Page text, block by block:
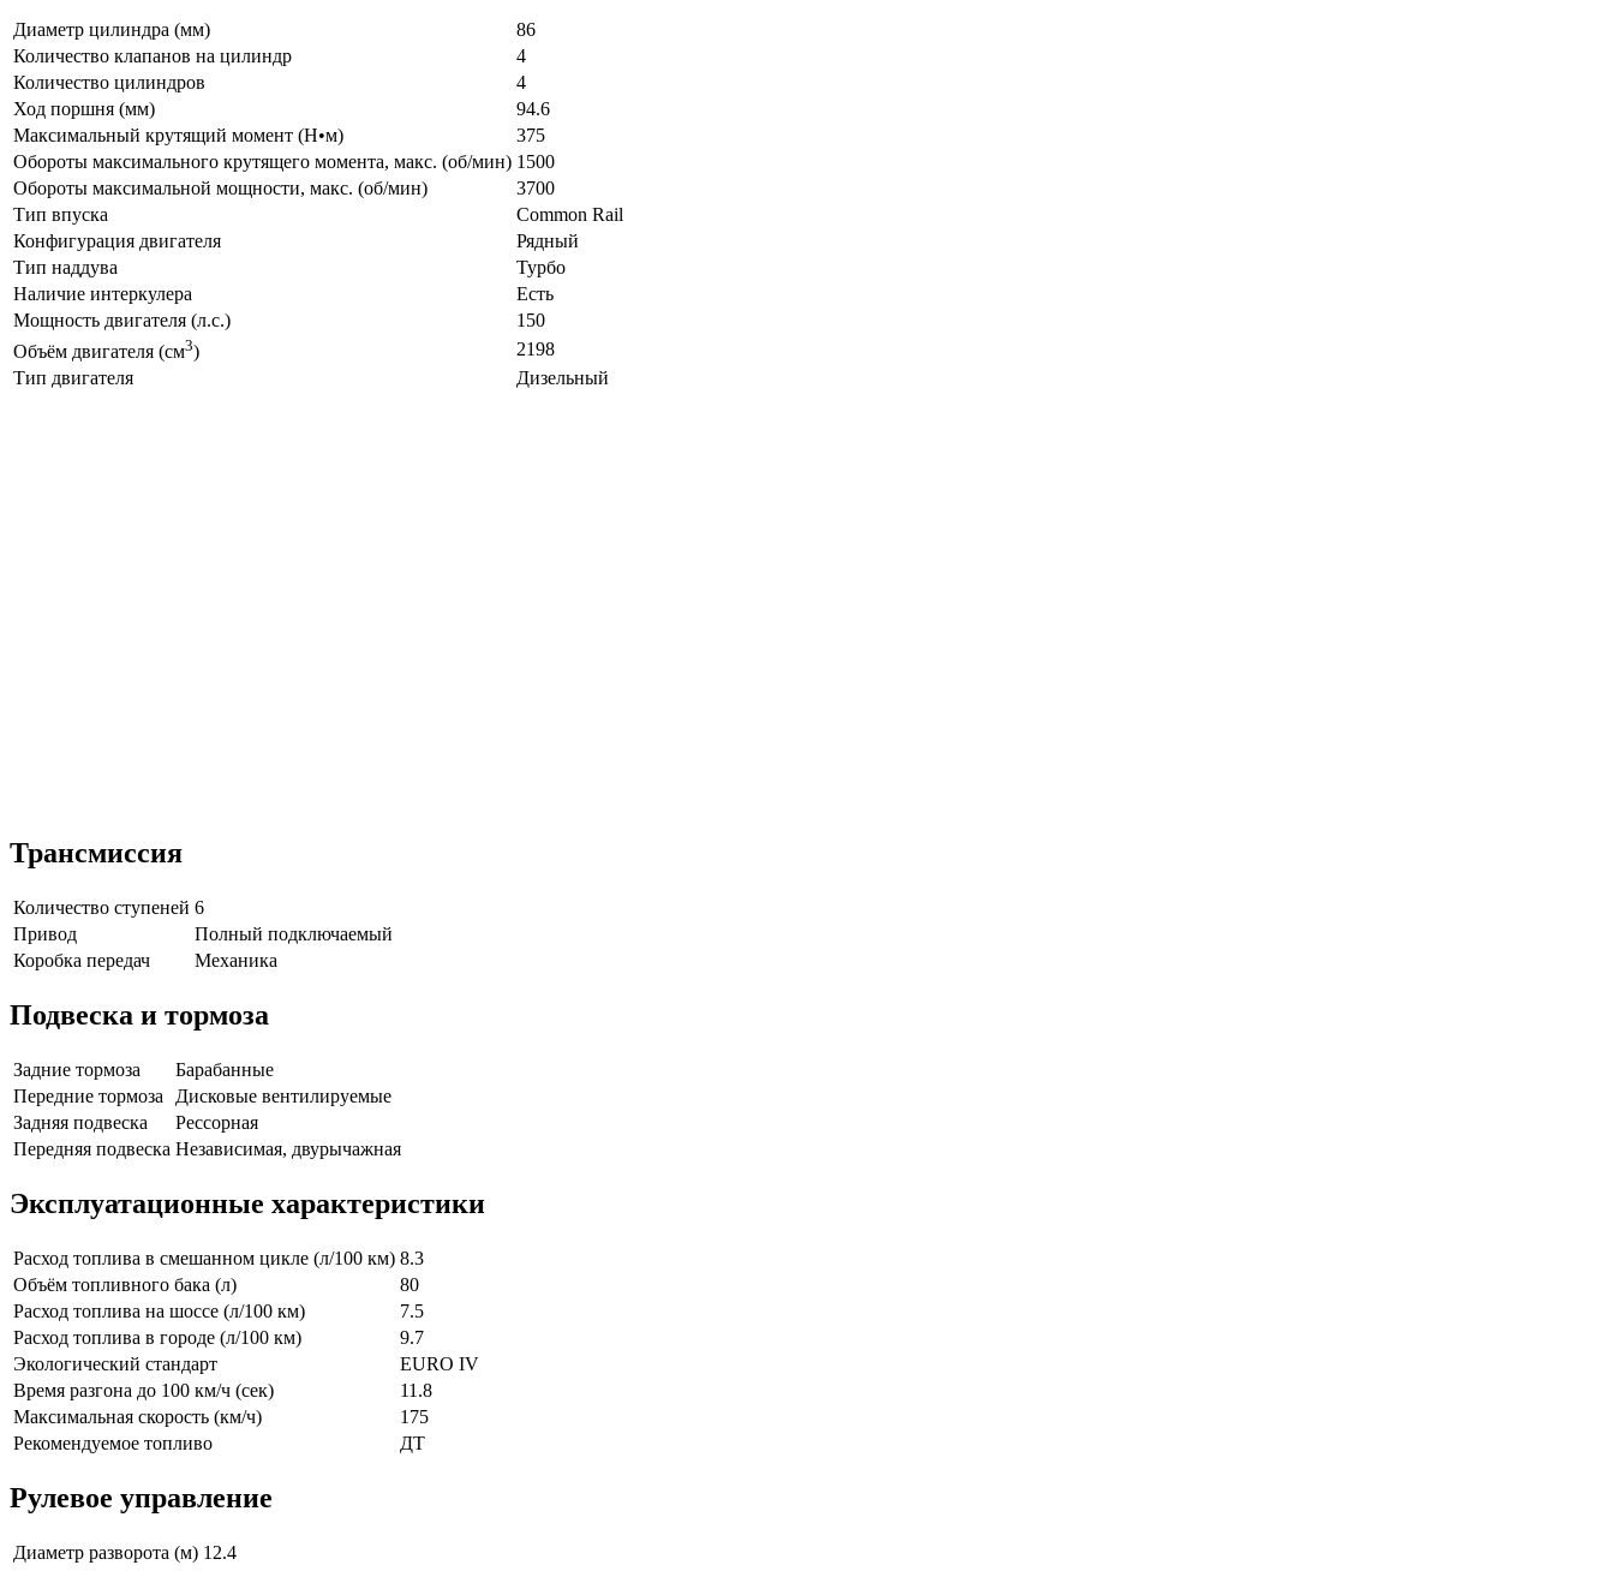
Диаметр цилиндра (мм)
86
Количество клапанов на цилиндр
4
Количество цилиндров
4
Ход поршня (мм)
94.6
Максимальный крутящий момент (Н•м)
375
Обороты максимального крутящего момента, макс. (об/мин) 1500
Обороты максимальной мощности, макс. (об/мин)
3700
Тип впуска
Common Rail
Конфигурация двигателя
Рядный
Тип наддува
Турбо
Наличие интеркулера
Есть
Мощность двигателя (л.с.)
150
Объём двигателя (см3)
2198
Тип двигателя
Дизельный
Трансмиссия
Количество ступеней 6
Привод
Полный подключаемый
Коробка передач
Механика
Подвеска и тормоза
Задние тормоза
Барабанные
Передние тормоза
Дисковые вентилируемые
Задняя подвеска
Рессорная
Передняя подвеска Независимая, двурычажная
Эксплуатационные характеристики
Расход топлива в смешанном цикле (л/100 км) 8.3
Объём топливного бака (л)
80
Расход топлива на шоссе (л/100 км)
7.5
Расход топлива в городе (л/100 км)
9.7
Экологический стандарт
EURO IV
Время разгона до 100 км/ч (сек)
11.8
Максимальная скорость (км/ч)
175
Рекомендуемое топливо
ДТ
Рулевое управление
Диаметр разворота (м) 12.4